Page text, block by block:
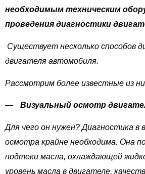
необходимым техническим
проведения диагностики
Существует несколько способов
двигателя автомобиля.
Рассмотрим более известные из
Визуальный осмотр
Для чего он нужен? Диагностика в
осмотра крайне необходима. Она
подтеки масла, охлаждающей
уровень масла в двигателе,